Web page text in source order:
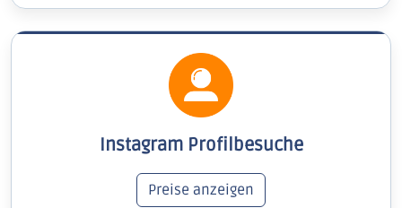
Instagram Profilbesuche
Preise anzeigen